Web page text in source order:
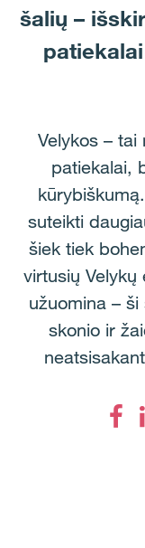
šalių –
Velykos –
patiekalai,
suteikti
šiek tiek
virtusių
užuomina –
skonio ir